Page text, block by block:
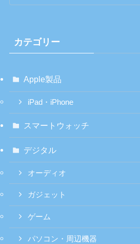
カテゴリー
Apple製品
iPad・iPhone
スマートウォッチ
デジタル
オーディオ
ガジェット
ゲーム
パソコン・周辺機器